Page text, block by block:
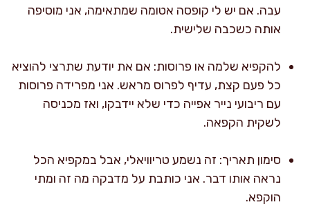
עבה. אם יש לי קופסה אטומה שמתאימה, אני מוסיפה
אותה כשכבה שלישית.
להקפיא שלמה או פרוסות: אם את יודעת שתרצי להוציא
כל פעם קצת, עדיף לפרוס מראש. אני מפרידה פרוסות
עם ריבועי נייר אפייה כדי שלא יידבקו, ואז מכניסה
לשקית הקפאה.
סימון תאריך: זה נשמע טריוויאלי, אבל במקפיא הכל
נראה אותו דבר. אני כותבת על מדבקה מה זה ומתי
הוקפא.